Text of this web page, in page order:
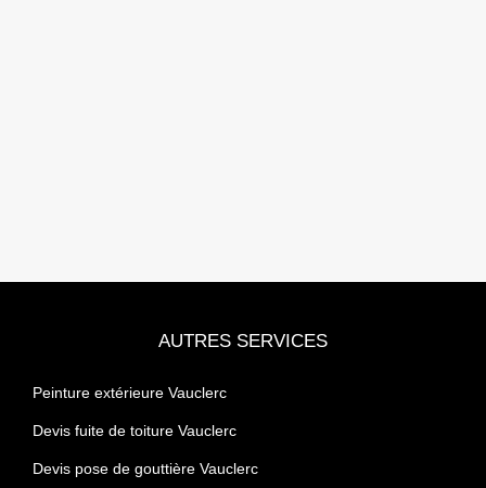
AUTRES SERVICES
Peinture extérieure Vauclerc
Devis fuite de toiture Vauclerc
Devis pose de gouttière Vauclerc